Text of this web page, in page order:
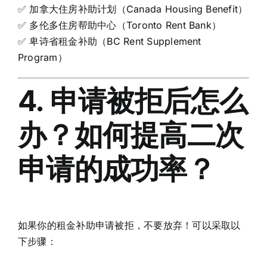
✅ 加拿大住房补助计划（Canada Housing Benefit）
✅ 多伦多住房帮助中心（Toronto Rent Bank）
✅ 卑诗省租金补助（BC Rent Supplement
Program）
4. 申请被拒后怎么
办？如何提高二次
申请的成功率？
如果你的租金补助申请被拒，不要放弃！可以采取以
下步骤：